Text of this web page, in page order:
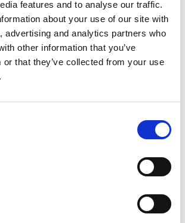
features and to analyse our traffic.
about your use of our site with
advertising and analytics partners who
other information that you’ve
or that they’ve collected from your use